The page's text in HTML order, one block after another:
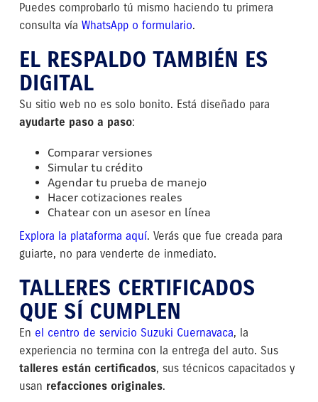
Puedes comprobarlo tú mismo haciendo tu primera
consulta vía WhatsApp o formulario.
EL RESPALDO TAMBIÉN ES
DIGITAL
Su sitio web no es solo bonito. Está diseñado para
ayudarte paso a paso:
Comparar versiones
Simular tu crédito
Agendar tu prueba de manejo
Hacer cotizaciones reales
Chatear con un asesor en línea
Explora la plataforma aquí. Verás que fue creada para
guiarte, no para venderte de inmediato.
TALLERES CERTIFICADOS
QUE SÍ CUMPLEN
En el centro de servicio Suzuki Cuernavaca, la
experiencia no termina con la entrega del auto. Sus
talleres están certificados, sus técnicos capacitados y
usan refacciones originales.